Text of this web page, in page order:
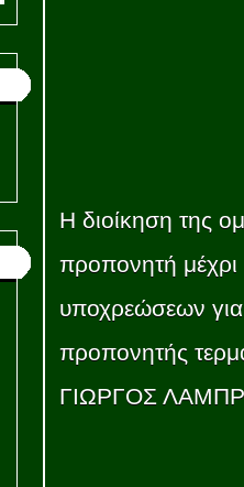
Η διοίκηση της
προπονητή
υποχρεώσεων για
προπονητής
ΓΙΩΡΓΟΣ